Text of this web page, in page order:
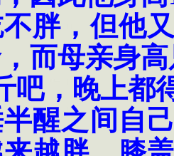
胖，但他
而母亲身
吧，晚上都
醒之间自